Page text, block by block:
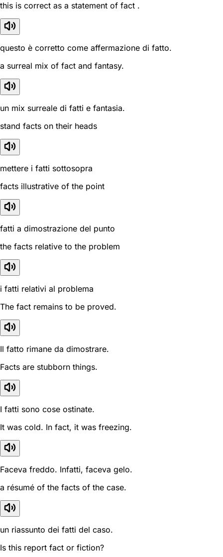
this is correct as a statement of fact .
questo è corretto come affermazione di fatto.
a surreal mix of fact and fantasy.
un mix surreale di fatti e fantasia.
stand facts on their heads
mettere i fatti sottosopra
facts illustrative of the point
fatti a dimostrazione del punto
the facts relative to the problem
i fatti relativi al problema
The fact remains to be proved.
Il fatto rimane da dimostrare.
Facts are stubborn things.
I fatti sono cose ostinate.
It was cold. In fact, it was freezing.
Faceva freddo. Infatti, faceva gelo.
a résumé of the facts of the case.
un riassunto dei fatti del caso.
Is this report fact or fiction?